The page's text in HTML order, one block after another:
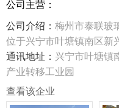
公司主营：
公司介绍： 梅州市泰联玻
位于兴宁市叶塘镇南区新
业转移工业园，自2013年
家专业从事钢化玻璃、幕
工企业，专业承接各种大
设计及安装施工工程。
通讯地址： 兴宁市叶塘镇
产业转移工业园
查看该企业